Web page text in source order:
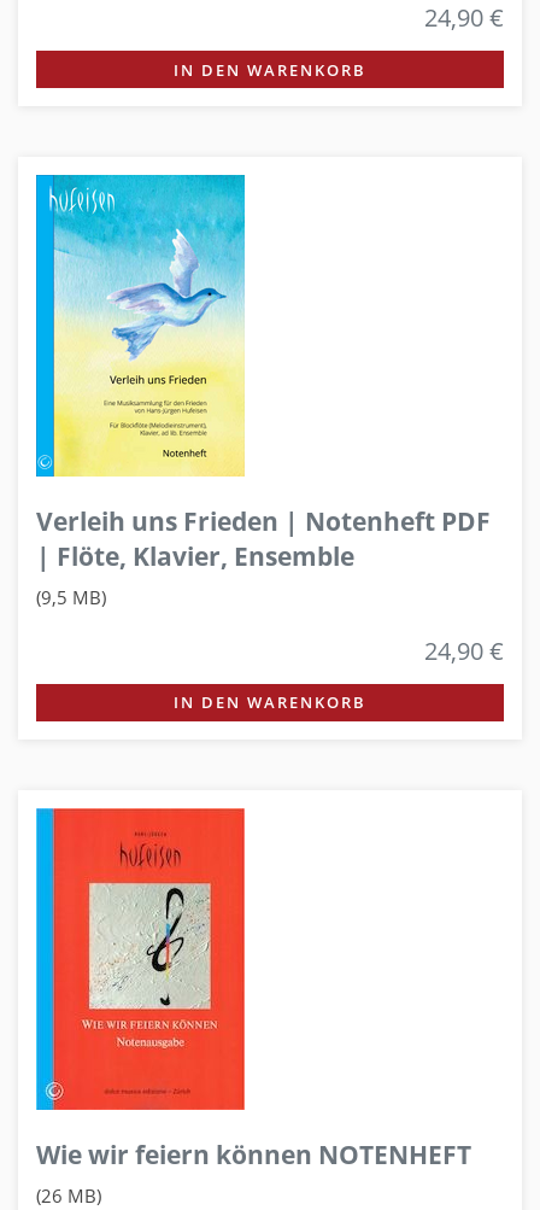
24,90 €
IN DEN WARENKORB
Verleih uns Frieden | Notenheft PDF
| Flöte, Klavier, Ensemble
(9,5 MB)
24,90 €
IN DEN WARENKORB
Wie wir feiern können NOTENHEFT
(26 MB)